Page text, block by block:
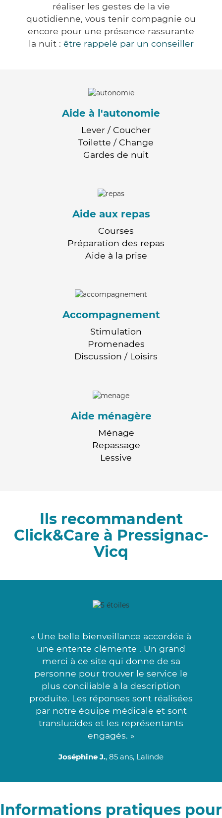
réaliser les gestes de la vie
quotidienne, vous tenir compagnie ou
encore pour une présence rassurante
la nuit : être rappelé par un conseiller
Aide à l'autonomie
Lever / Coucher
Toilette / Change
Gardes de nuit
Aide aux repas
Courses
Préparation des repas
Aide à la prise
Accompagnement
Stimulation
Promenades
Discussion / Loisirs
Aide ménagère
Ménage
Repassage
Lessive
Ils recommandent
Click&Care à Pressignac-
Vicq
« Une belle bienveillance accordée à
une entente clémente . Un grand
merci à ce site qui donne de sa
personne pour trouver le service le
plus conciliable à la description
produite. Les réponses sont réalisées
par notre équipe médicale et sont
translucides et les représentants
engagés. »
Joséphine J., 85 ans, Lalinde
Informations pratiques pour